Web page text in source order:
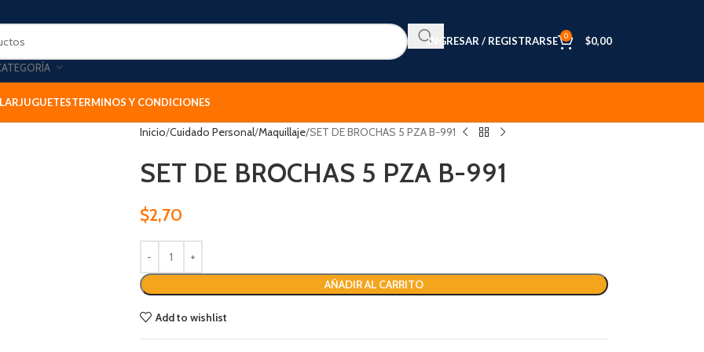
INGRESAR / REGISTRARSE 0 $0,00
JUGUETESTERMINOS Y CONDICIONES
Inicio Cuidado Personal Maquillaje SET DE BROCHAS 5 PZA B-991
SET DE BROCHAS 5 PZA B-991
$2,70
AÑADIR AL CARRITO
Add to wishlist